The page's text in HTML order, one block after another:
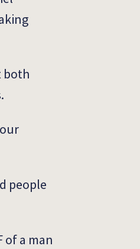
both
people
of a man